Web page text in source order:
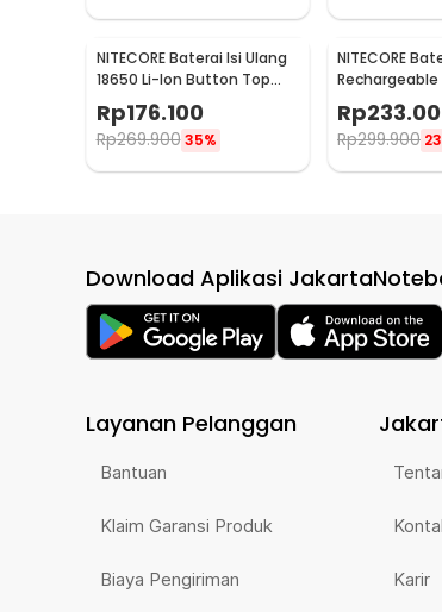
NITECORE Baterai Isi Ulang
18650 Li-Ion Button Top
2600 mAh 3.7V 1 PCS -
NL1826
Rp176.100
Rp269.900 35%
NITECORE
Rechargeable
V 3100mAh 1
Rp
Rp299.900
Download Aplikasi
Layanan Pelanggan
Bantuan
Klaim Garansi Produk
Biaya Pengiriman Karir